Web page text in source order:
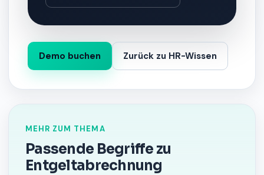
Demo buchen Zurück zu HR-Wissen
MEHR ZUM THEMA
Passende Begriffe zu
Entgeltabrechnung